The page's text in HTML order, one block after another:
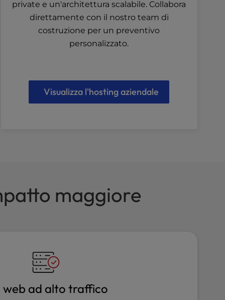
private e un'architettura scalabile. Collabora
direttamente con il nostro team di
costruzione per un preventivo
personalizzato.
Visualizza l'hosting aziendale
maggiore
web ad alto traffico